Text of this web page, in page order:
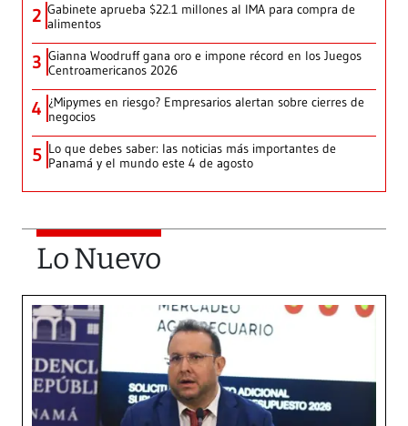
2 Gabinete aprueba $22.1 millones al IMA para compra de
alimentos
3 Gianna Woodruff gana oro e impone récord en los Juegos
Centroamericanos 2026
4 ¿Mipymes en riesgo? Empresarios alertan sobre cierres de
negocios
5 Lo que debes saber: las noticias más importantes de
Panamá y el mundo este 4 de agosto
Lo Nuevo